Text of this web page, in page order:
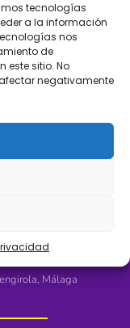
tecnologías
a la información
nos
de
este sitio. No
negativamente
Málaga